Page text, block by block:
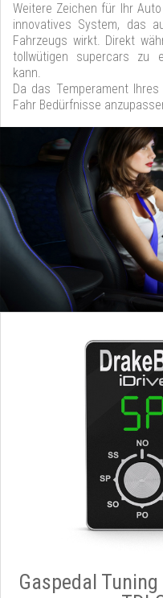
Weitere Zeichen für Ihr
innovatives System, das
Fahrzeugs wirkt. Direkt
tollwütigen supercars zu
kann.
Da das Temperament
Fahr Bedürfnisse
Gaspedal